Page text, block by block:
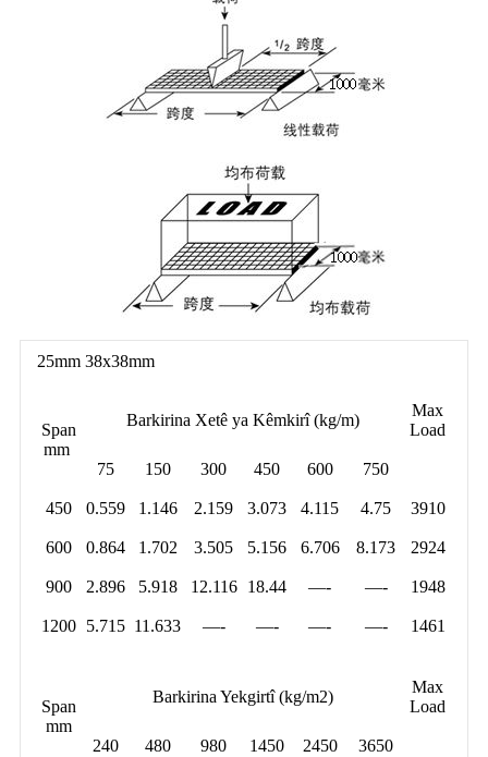
25mm 38x38mm
Span
mm
Barkirina Xetê ya Kêmkirî (kg/m)
Max
Load
75 150 300 450 600 750
450 0.559 1.146 2.159 3.073 4.115 4.75 3910
600 0.864 1.702 3.505 5.156 6.706 8.173 2924
900 2.896 5.918 12.116 18.44 —- —- 1948
1200 5.715 11.633 —- —- —- —- 1461
Span
mm
Barkirina Yekgirtî (kg/m2)
Max
Load
240 480 980 1450 2450 3650